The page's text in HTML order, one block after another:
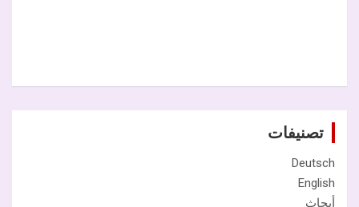
تصنيفات
Deutsch
English
أبحاث